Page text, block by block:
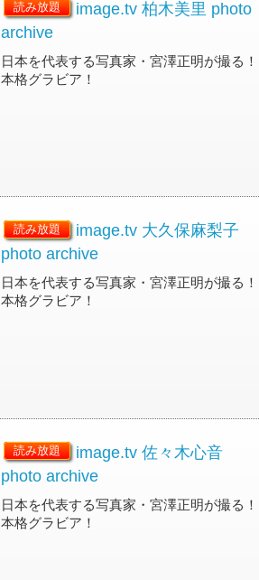
読み放題
image.tv 柏木美里 photo
archive
日本を代表する写真家・宮澤正明が撮る！
本格グラビア！
読み放題
image.tv 大久保麻梨子
photo archive
日本を代表する写真家・宮澤正明が撮る！
本格グラビア！
読み放題
image.tv 佐々木心音
photo archive
日本を代表する写真家・宮澤正明が撮る！
本格グラビア！